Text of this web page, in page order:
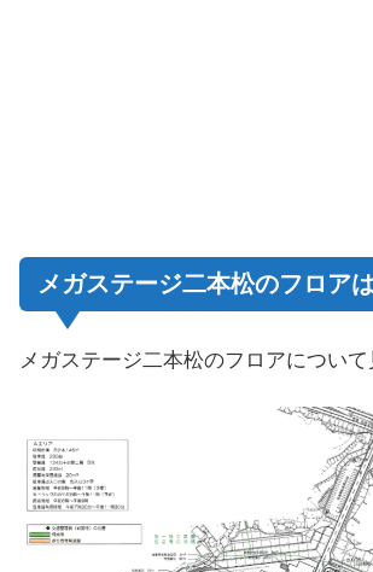
メガステージ二本松のフロア
メガステージ二本松のフロアについて